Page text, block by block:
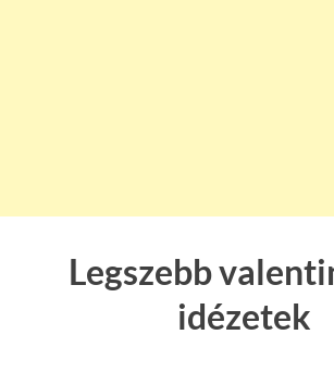
Legszebb
idézetek